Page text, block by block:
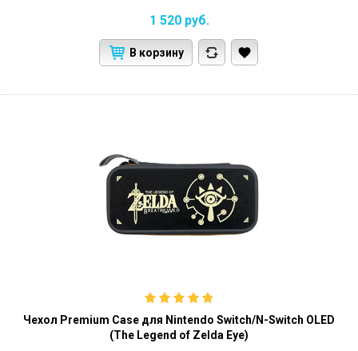
1 520 руб.
В корзину
Чехол Premium Case для Nintendo Switch/N-Switch OLED
(The Legend of Zelda Eye)